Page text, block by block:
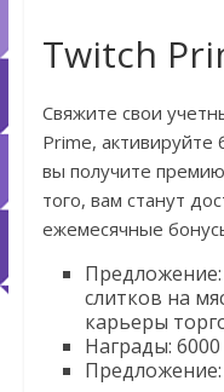
Twitch
Свяжите свои
Prime, активируйте
вы получите
того, вам станут
ежемесячные
Предложение:
слитков на
карьеры
Награды: